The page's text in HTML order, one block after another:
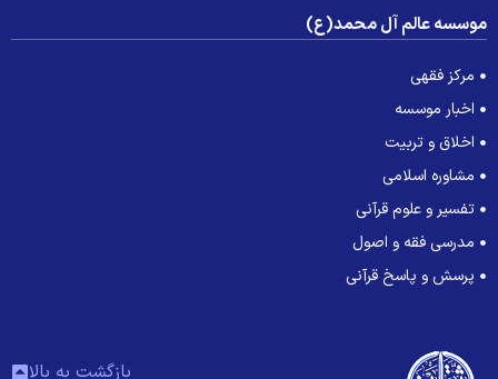
عالم آل محمد(ع)
مرکز فقهی
اخبار موسسه
اخلاق و تربیت
مشاوره اسلامی
تفسیر و علوم قرآنی
مدرسی فقه و اصول
پرسش و پاسخ قرآنی
بازگشت به بالا